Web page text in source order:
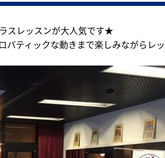
スレッスンが大人気です★
ティックな動きまで楽しみながらレッ